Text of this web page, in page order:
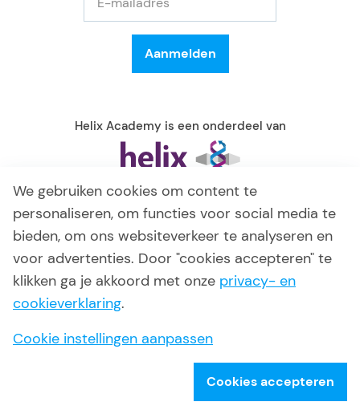
Helix Academy is een onderdeel van
© 2026 Helix Academy
Privacy verklaring
Disclaimer
We gebruiken cookies om content te
personaliseren, om functies voor social media te
bieden, om ons websiteverkeer te analyseren en
voor advertenties. Door "cookies accepteren" te
klikken ga je akkoord met onze privacy- en
cookieverklaring.
Cookie instellingen aanpassen
Cookies accepteren